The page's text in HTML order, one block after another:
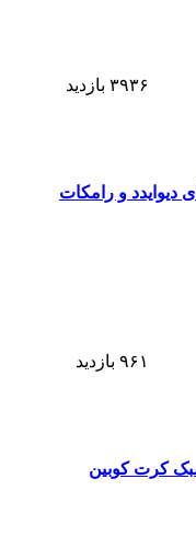
۳۹۳۶ بازدید
دیوایدد و رامکات
۹۶۱ بازدید
کرت کوبین